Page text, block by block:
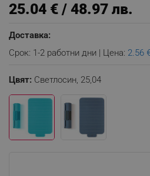
25.04 € / 48.97 лв.
Доставка:
Срок: 1-2 работни дни | Цена: 2.56
Цвят: Светлосин, 25,04